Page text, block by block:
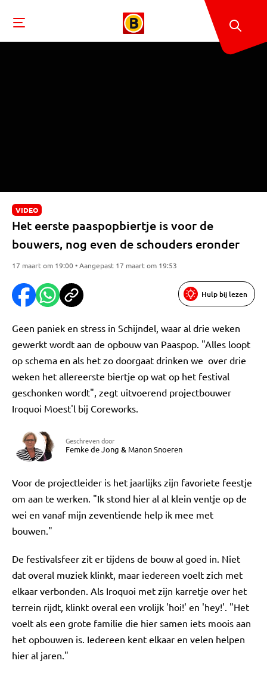
VIDEO
Het eerste paaspopbiertje is voor de
bouwers, nog even de schouders eronder
17 maart om 19:00 • Aangepast 17 maart om 19:53
Hulp bij lezen
Geen paniek en stress in Schijndel, waar al drie weken
gewerkt wordt aan de opbouw van Paaspop. "Alles loopt
op schema en als het zo doorgaat drinken we over drie
weken het allereerste biertje op wat op het festival
geschonken wordt", zegt uitvoerend projectbouwer
Iroquoi Moest'l bij Coreworks.
Geschreven door
Femke de Jong & Manon Snoeren
Voor de projectleider is het jaarlijks zijn favoriete feestje
om aan te werken. "Ik stond hier al al klein ventje op de
wei en vanaf mijn zeventiende help ik mee met
bouwen."
De festivalsfeer zit er tijdens de bouw al goed in. Niet
dat overal muziek klinkt, maar iedereen voelt zich met
elkaar verbonden. Als Iroquoi met zijn karretje over het
terrein rijdt, klinkt overal een vrolijk 'hoi!' en 'hey!'. "Het
voelt als een grote familie die hier samen iets moois aan
het opbouwen is. Iedereen kent elkaar en velen helpen
hier al jaren."